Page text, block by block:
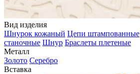
Вид изделия
Шнурок кожаный Цепи штампованные
станочные Шнур Браслеты плетеные
Металл
Золото Серебро
Вставка